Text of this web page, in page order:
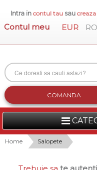
Intra in contul tausau
Contul meu EUR
COMANDA
FEMEI
Home Salopete